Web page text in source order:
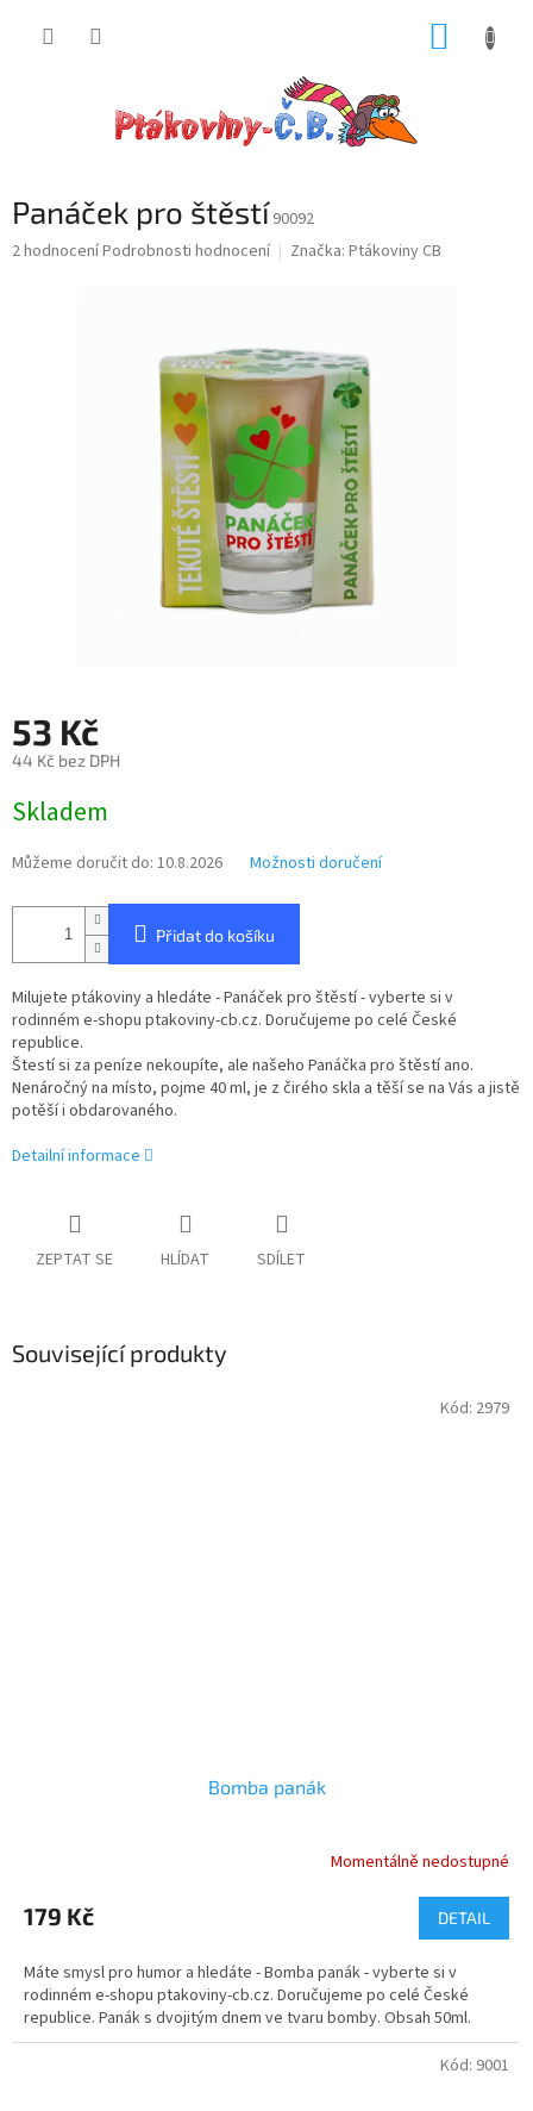
Panáček pro štěstí 90092
Průměrné
2 hodnoceníPodrobnosti hodnocení Značka: Ptákoviny CB
53 Kč
44 Kč bez DPH
cena:
Skladem
Můžeme doručit do: 10.8.2026 Možnosti doručení
Přidat do košíku
Milujete ptákoviny a hledáte - Panáček pro štěstí - vyberte si v
rodinném e-shopu ptakoviny-cb.cz. Doručujeme po celé České
republice.
Štestí si za peníze nekoupíte, ale našeho Panáčka pro štěstí ano.
Nenáročný na místo, pojme 40 ml, je z čirého skla a těší se na Vás a jistě
potěší i obdarovaného.
Detailní informace
ZEPTAT SE HLÍDAT SDÍLET
Související produkty
Bomba panák
Momentálně nedostupné
179 Kč DETAIL
Máte smysl pro humor a hledáte - Bomba panák - vyberte si v
rodinném e-shopu ptakoviny-cb.cz. Doručujeme po celé České
republice. Panák s dvojitým dnem ve tvaru bomby. Obsah 50ml.
Kód: 2979
Kód: 9001